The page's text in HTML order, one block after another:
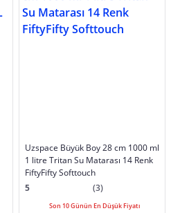
Uzspace Büyük Boy 28 cm 1000 ml
1 litre Tritan Su Matarası 14 Renk
FiftyFifty Softtouch
5
(3)
Son 10 Günün En Düşük Fiyatı